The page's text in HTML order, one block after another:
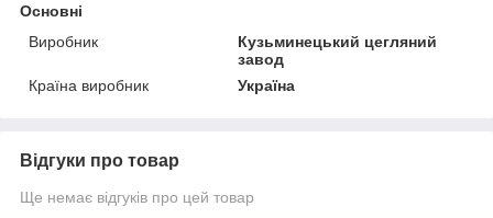
Основні
Виробник
Кузьминецький цегляний
завод
Країна виробник
Україна
Відгуки про товар
Ще немає відгуків про цей товар